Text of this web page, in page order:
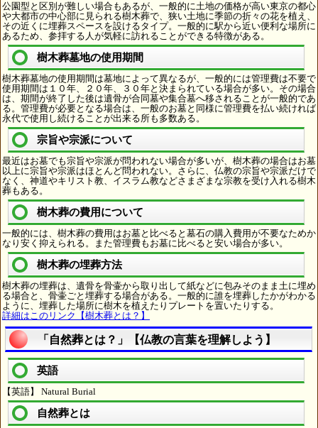
公園型と区別が難しい場合もあるが、一般的に土地の価格が高い東京の都心
や大都市の中心部に見られる樹木葬で、狭い土地に季節の折々の花を植え、
その近くに埋葬スペースを設けるタイプ。一般的に駅から近い便利な場所に
あるため、参拝する人が気軽に訪れることができる特徴がある。
樹木葬墓地の使用期間
樹木葬墓地の使用期間は墓地によって異なるが、一般的には管理費は不要で
使用期間は１０年、２０年、３０年と決まられている場合が多い。その場合
は、期間が終了した後は遺骨が合同墓や集合墓へ移されることが一般的であ
る。管理費が必要となる場合は、一般のお墓と同様に管理費を払い続ければ
永代で使用し続けることが出来る所も多数ある。
宗旨や宗派について
最近はお墓でも宗旨や宗派が問われない場合が多いが、樹木葬の場合はお墓
以上に宗旨や宗派はほとんど問われない。さらに、仏教の宗旨や宗派だけで
なく、神道やキリスト教、イスラム教などさまざまな宗教を受け入れる樹木
葬もある。
樹木葬の費用について
一般的には、樹木葬の費用はお墓と比べると墓石の購入費用が不要なためか
なり安く抑えられる。また管理費もお墓に比べると安い場合が多い。
樹木葬の埋葬方法
樹木葬の埋葬は、遺骨を骨壷から取り出して紙などに包みそのまま土に埋め
る場合と、骨壷ごと埋葬する場合がある。一般的に誰を埋葬したかがわかる
ように、埋葬した場所に樹木を植えたりプレートを置いたりする。
詳細はこのリンク【樹木葬とは？】
「自然葬とは？」【仏教の言葉を理解しよう】
英語
【英語】 Natural Burial
自然葬とは